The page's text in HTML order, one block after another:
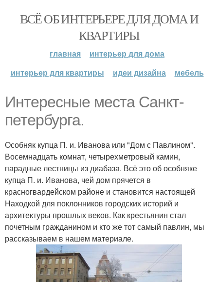
ВСЁ ОБ ИНТЕРЬЕРЕ ДЛЯ ДОМА И
КВАРТИРЫ
главная
интерьер для дома
интерьер для квартиры
идеи дизайна мебель
Интересные места Санкт-
петербурга.
Особняк купца П. и. Иванова или "Дом с Павлином".
Восемнадцать комнат, четырехметровый камин,
парадные лестницы из диабаза. Всё это об особняке
купца П. и. Иванова, чей дом прячется в
красногвардейском районе и становится настоящей
Находкой для поклонников городских историй и
архитектуры прошлых веков. Как крестьянин стал
почетным гражданином и кто же тот самый павлин, мы
рассказываем в нашем материале.